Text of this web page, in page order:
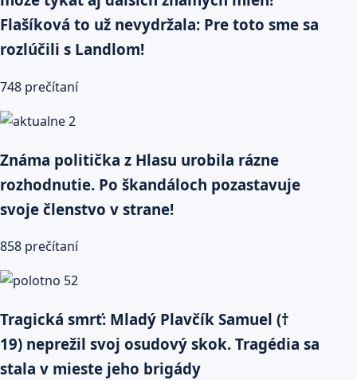
Flašíková to už nevydržala: Pre toto sme sa
rozlúčili s Landlom!
748 prečítaní
Známa politička z Hlasu urobila rázne
rozhodnutie. Po škandáloch pozastavuje
svoje členstvo v strane!
858 prečítaní
Tragická smrť: Mladý Plavčík Samuel (†
19) neprežil svoj osudový skok. Tragédia sa
stala v mieste jeho brigády